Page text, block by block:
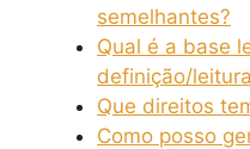
semelhantes?
Qual é a base
definição/
Que direitos
Como posso